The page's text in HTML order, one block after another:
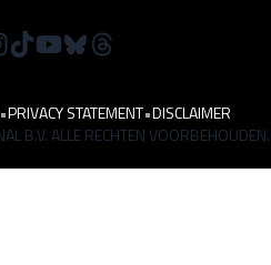
•PRIVACY STATEMENT•DISCLAIMER
B.V. ALLE RECHTEN VOORBEHOUDEN.